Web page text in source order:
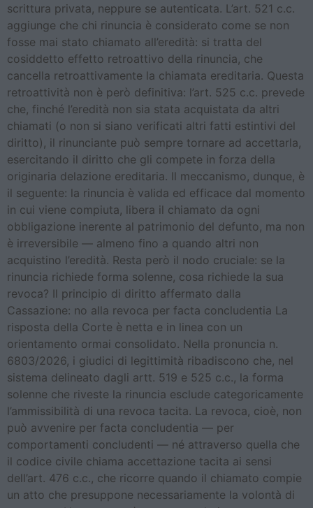
scrittura privata, neppure se autenticata. L’art. 521 c.c.
aggiunge che chi rinuncia è considerato come se non
fosse mai stato chiamato all’eredità: si tratta del
cosiddetto effetto retroattivo della rinuncia, che
cancella retroattivamente la chiamata ereditaria. Questa
retroattività non è però definitiva: l’art. 525 c.c. prevede
che, finché l’eredità non sia stata acquistata da altri
chiamati (o non si siano verificati altri fatti estintivi del
diritto), il rinunciante può sempre tornare ad accettarla,
esercitando il diritto che gli compete in forza della
originaria delazione ereditaria. Il meccanismo, dunque, è
il seguente: la rinuncia è valida ed efficace dal momento
in cui viene compiuta, libera il chiamato da ogni
obbligazione inerente al patrimonio del defunto, ma non
è irreversibile — almeno fino a quando altri non
acquistino l’eredità. Resta però il nodo cruciale: se la
rinuncia richiede forma solenne, cosa richiede la sua
revoca? Il principio di diritto affermato dalla
Cassazione: no alla revoca per facta concludentia La
risposta della Corte è netta e in linea con un
orientamento ormai consolidato. Nella pronuncia n.
6803/2026, i giudici di legittimità ribadiscono che, nel
sistema delineato dagli artt. 519 e 525 c.c., la forma
solenne che riveste la rinuncia esclude categoricamente
l’ammissibilità di una revoca tacita. La revoca, cioè, non
può avvenire per facta concludentia — per
comportamenti concludenti — né attraverso quella che
il codice civile chiama accettazione tacita ai sensi
dell’art. 476 c.c., che ricorre quando il chiamato compie
un atto che presuppone necessariamente la volontà di